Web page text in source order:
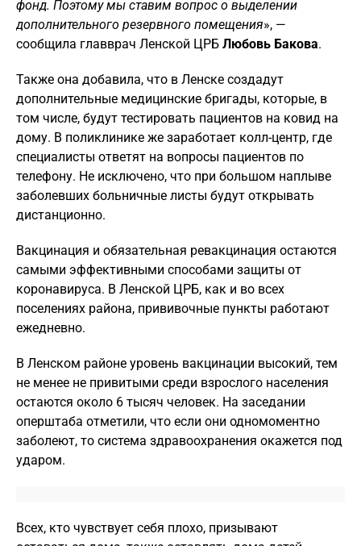
фонд. Поэтому мы ставим вопрос о выделении
дополнительного резервного помещения», —
сообщила главврач Ленской ЦРБ Любовь Бакова.
Также она добавила, что в Ленске создадут
дополнительные медицинские бригады, которые, в
том числе, будут тестировать пациентов на ковид на
дому. В поликлинике же заработает колл-центр, где
специалисты ответят на вопросы пациентов по
телефону. Не исключено, что при большом наплыве
заболевших больничные листы будут открывать
дистанционно.
Вакцинация и обязательная ревакцинация остаются
самыми эффективными способами защиты от
коронавируса. В Ленской ЦРБ, как и во всех
поселениях района, прививочные пункты работают
ежедневно.
В Ленском районе уровень вакцинации высокий, тем
не менее не привитыми среди взрослого населения
остаются около 6 тысяч человек. На заседании
оперштаба отметили, что если они одномоментно
заболеют, то система здравоохранения окажется под
ударом.
Всех, кто чувствует себя плохо, призывают